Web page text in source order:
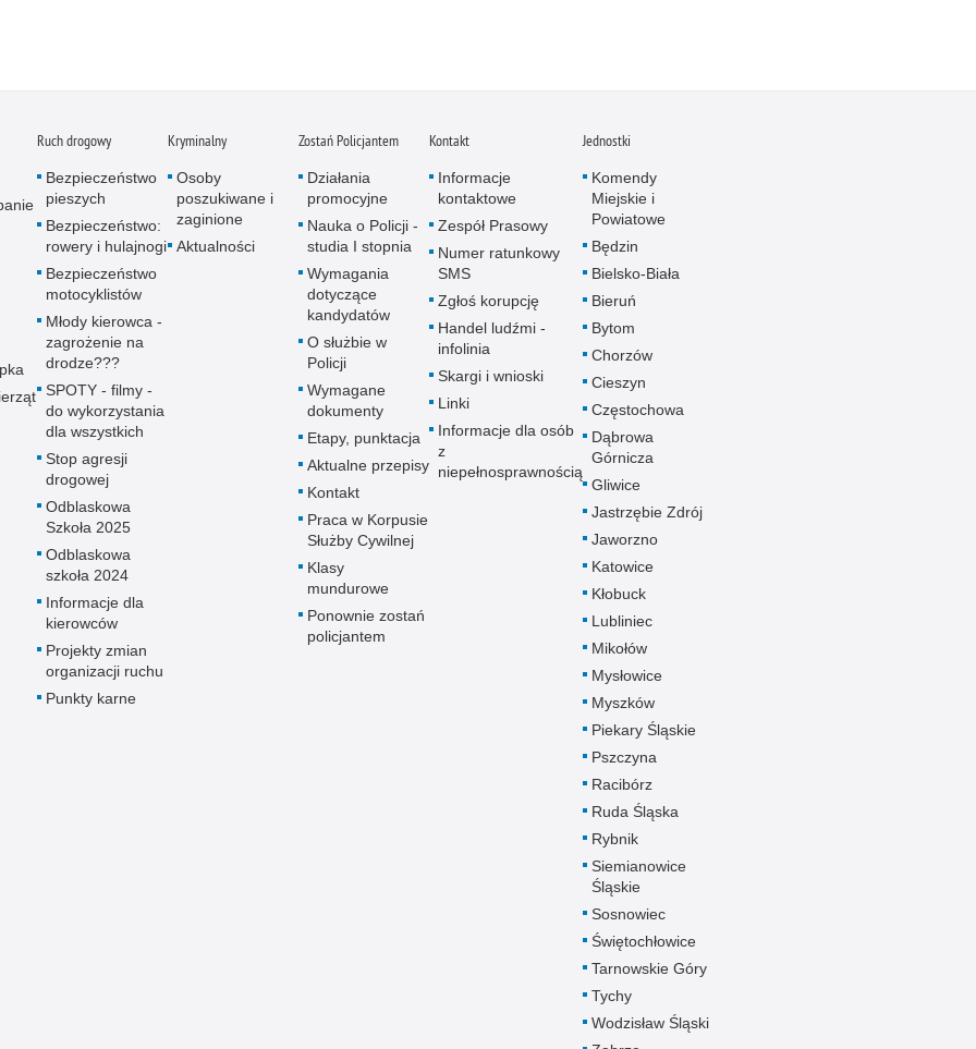
Ruch drogowy
Bezpieczeństwo
pieszych
Bezpieczeństwo:
rowery i hulajnogi
Bezpieczeństwo
motocyklistów
Młody kierowca -
zagrożenie na
drodze???
SPOTY - filmy -
do wykorzystania
dla wszystkich
Stop agresji
drogowej
Odblaskowa
Szkoła 2025
Odblaskowa
szkoła 2024
Informacje dla
kierowców
Projekty zmian
organizacji ruchu
Punkty karne
Kryminalny
Osoby
poszukiwane i
zaginione
Aktualności
Zostań Policjantem
Działania
promocyjne
Nauka o Policji -
studia I stopnia
Wymagania
dotyczące
kandydatów
O służbie w
Policji
Wymagane
dokumenty
Etapy, punktacja
Aktualne przepisy
Kontakt
Praca w Korpusie
Służby Cywilnej
Klasy
mundurowe
Ponownie zostań
policjantem
Kontakt
Informacje
kontaktowe
Zespół Prasowy
Numer ratunkowy
SMS
Zgłoś korupcję
Handel ludźmi -
infolinia
Skargi i wnioski
Linki
Informacje dla osób
z
niepełnosprawnością
Jednostki
Komendy
Miejskie i
Powiatowe
Będzin
Bielsko-Biała
Bieruń
Bytom
Chorzów
Cieszyn
Częstochowa
Dąbrowa
Górnicza
Gliwice
Jastrzębie Zdrój
Jaworzno
Katowice
Kłobuck
Lubliniec
Mikołów
Mysłowice
Myszków
Piekary Śląskie
Pszczyna
Racibórz
Ruda Śląska
Rybnik
Siemianowice
Śląskie
Sosnowiec
Świętochłowice
Tarnowskie Góry
Tychy
Wodzisław Śląski